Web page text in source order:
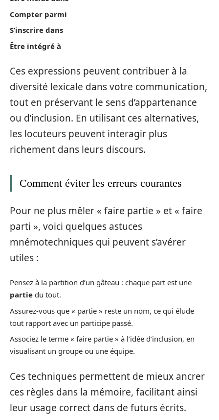
Compter parmi
S’inscrire dans
Être intégré à
Ces expressions peuvent contribuer à la
diversité lexicale dans votre communication,
tout en préservant le sens d’appartenance
ou d’inclusion. En utilisant ces alternatives,
les locuteurs peuvent interagir plus
richement dans leurs discours.
Comment éviter les erreurs courantes
Pour ne plus mêler « faire partie » et « faire
parti », voici quelques astuces
mnémotechniques qui peuvent s’avérer
utiles :
Pensez à la partition d’un gâteau : chaque part est une
partie du tout.
Assurez-vous que « partie » reste un nom, ce qui élude
tout rapport avec un participe passé.
Associez le terme « faire partie » à l’idée d’inclusion, en
visualisant un groupe ou une équipe.
Ces techniques permettent de mieux ancrer
ces règles dans la mémoire, facilitant ainsi
leur usage correct dans de futurs écrits.